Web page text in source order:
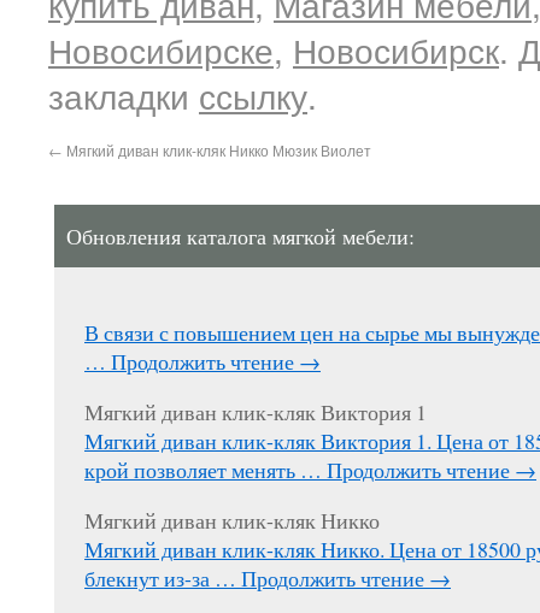
Новосибирске, Новосибирск.
закладки ссылку.
← Мягкий диван клик-кляк Никко Мюзик Виолет
Обновления каталога мягкой мебели:
В связи с повышением цен на сырье мы
… Продолжить чтение →
Мягкий диван клик-кляк Виктория 1
Мягкий диван клик-кляк Виктория 1. Цена от
крой позволяет менять … Продолжить чтение →
Мягкий диван клик-кляк Никко
Мягкий диван клик-кляк Никко. Цена от 18500
блекнут из-за … Продолжить чтение →